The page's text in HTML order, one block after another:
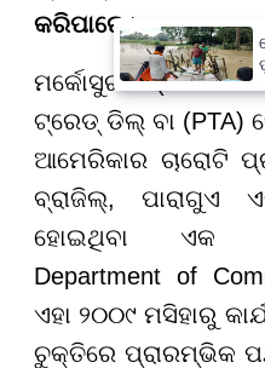
କରିପାରେ।
ମର୍କୋସୁର
ଟ୍ରେଡ୍ ଡିଲ୍ ବା (PTA)
ଆମେରିକାର ଚାରୋଟି
ବ୍ରାଜିଲ୍, ପାରାଗୁଏ
ହୋଇଥିବା ଏକ
Department of
ଏହା ୨୦୦୯ ମସିହାରୁ
ଚୁକ୍ତିରେ ପ୍ରାରମ୍ଭିକ